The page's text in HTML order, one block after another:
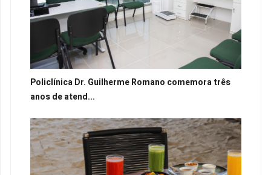
Policlínica Dr. Guilherme Romano comemora três
anos de atend...